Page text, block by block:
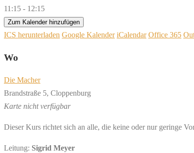
11:15 - 12:15
Zum Kalender hinzufügen
ICS herunterladen Google Kalender iCalendar Office 365
Wo
Die Macher
Brandstraße 5, Cloppenburg
Karte nicht verfügbar
Dieser Kurs richtet sich an alle, die keine oder nur geringe
Leitung: Sigrid Meyer